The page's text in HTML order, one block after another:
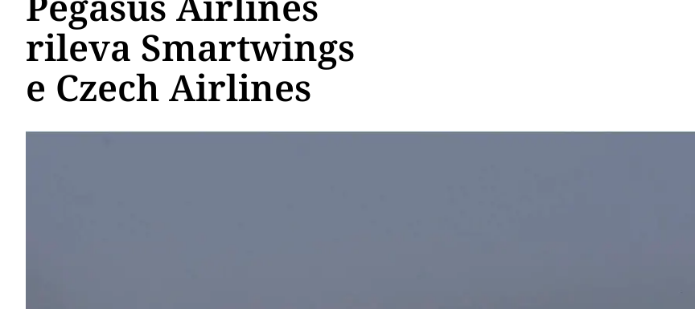
rileva Smartwings
e Czech Airlines